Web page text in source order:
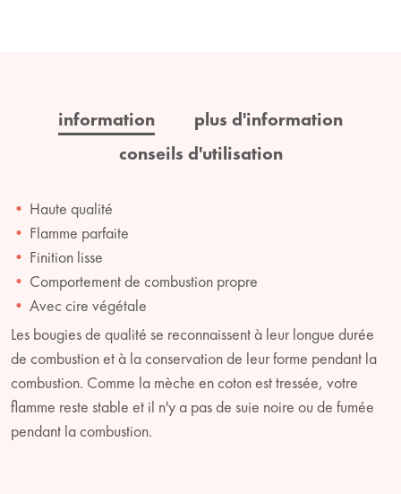
information
plus d'information
conseils d'utilisation
Haute qualité
Flamme parfaite
Finition lisse
Comportement de combustion propre
Avec cire végétale
Les bougies de qualité se reconnaissent à leur longue durée
de combustion et à la conservation de leur forme pendant la
combustion. Comme la mèche en coton est tressée, votre
flamme reste stable et il n'y a pas de suie noire ou de fumée
pendant la combustion.